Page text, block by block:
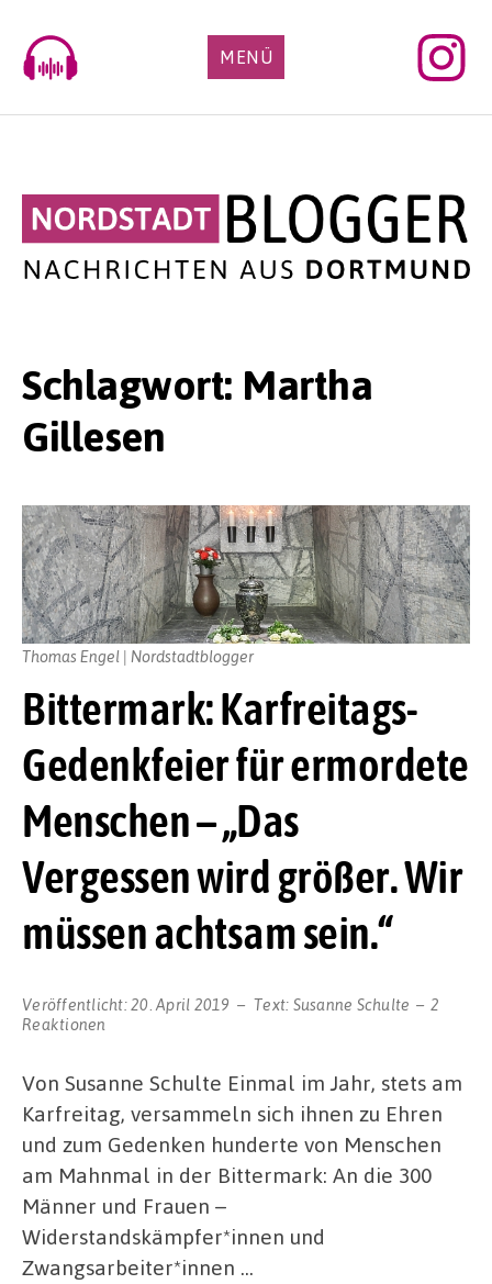
content
MENÜ
Schlagwort: Martha
Gillesen
Bittermark: Karfreitags-
Gedenkfeier für ermordete
Menschen – „Das
Vergessen wird größer. Wir
müssen achtsam sein.“
Veröffentlicht:20. April 2019 Text: Susanne Schulte
2
Reaktionen
Thomas Engel | Nordstadtblogger
Von Susanne Schulte Einmal im Jahr, stets am
Karfreitag, versammeln sich ihnen zu Ehren
und zum Gedenken hunderte von Menschen
am Mahnmal in der Bittermark: An die 300
Männer und Frauen –
Widerstandskämpfer*innen und
Zwangsarbeiter*innen …